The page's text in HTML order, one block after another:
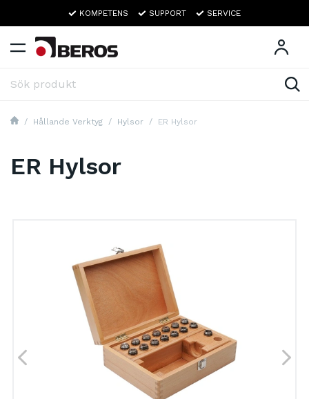
KOMPETENS SUPPORT SERVICE
Hållande Verktyg Hylsor ER Hylsor
ER Hylsor